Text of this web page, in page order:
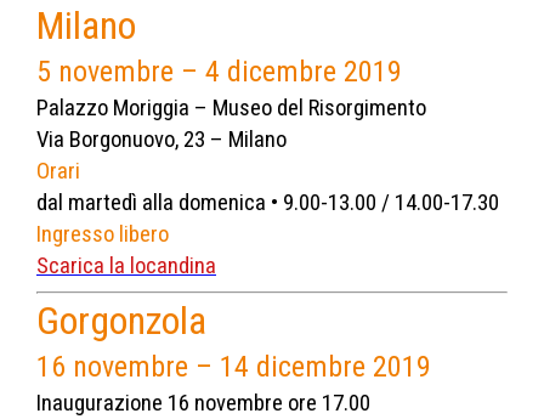
Milano
5 novembre – 4 dicembre 2019
Palazzo Moriggia – Museo del Risorgimento
Via Borgonuovo, 23 – Milano
Orari
dal martedì alla domenica • 9.00-13.00 / 14.00-17.30
Ingresso libero
Scarica la locandina
Gorgonzola
16 novembre – 14 dicembre 2019
Inaugurazione 16 novembre ore 17.00